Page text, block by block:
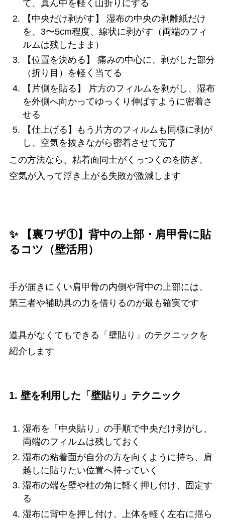
て、真ん中を軽く山折りにする
【中央だけ剥がす】 湿布の中央の剥離紙だけ
を、3〜5cm程度、線状に剥がす（両端のフィ
ルムは残したまま）
【位置を決める】 痛みの中心に、剥がした部分
（折り目）を軽く当てる
【片側を貼る】 片方のフィルムを剥がし、湿布
を外側へ向かってゆっくり伸ばすように密着さ
せる
【仕上げる】もう片方のフィルムも同様に剥が
し、空気を抜きながら密着させて完了
この方法なら、粘着面同士がくっつくのを防ぎ、
空気が入って浮き上がる失敗が激減します
✨ 【裏ワザ①】背中の上部・肩甲骨に貼
るコツ（壁活用）
手が届きにくい肩甲骨の内側や背中の上部には、
第三者や補助具の力を借りるのが最も確実です
道具がなくてもできる「壁貼り」のテクニックを
紹介します
1. 壁を利用した「壁貼り」テクニック
湿布を「中央貼り」の手順で中央だけ剥がし、
両端のフィルムは残しておく
湿布の粘着面が自分の方を向くように持ち、肩
越しに貼りたい位置へ持っていく
湿布の端を壁や柱の角に軽く押し付け、固定す
る
湿布に背中を押し付け、上体を軽く左右に揺ら